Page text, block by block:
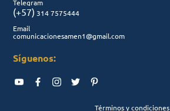
Telegram
(+57) 314 7575444
Email
comunicacionesamen1@gmail.com
Síguenos:
Términos y condiciones